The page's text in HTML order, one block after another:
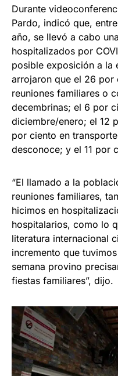
Durante
Pardo, indicó que,
año, se llevó a cabo
hospitalizados por
posible exposición a la
arrojaron que el 26 por
reuniones familiares o
decembrinas; el 6 por
diciembre/enero; el 12
por ciento en
desconoce; y el 11 por
“El llamado a la
reuniones familiares,
hicimos en
hospitalarios, como lo
literatura internacional
incremento que
semana provino
fiestas familiares”, dijo.